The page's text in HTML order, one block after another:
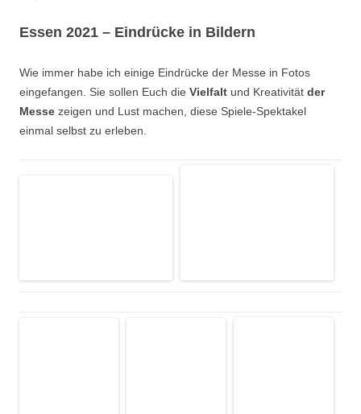
Essen 2021 – Eindrücke in Bildern
Wie immer habe ich einige Eindrücke der Messe in Fotos
eingefangen. Sie sollen Euch die Vielfalt und Kreativität der
Messe zeigen und Lust machen, diese Spiele-Spektakel
einmal selbst zu erleben.